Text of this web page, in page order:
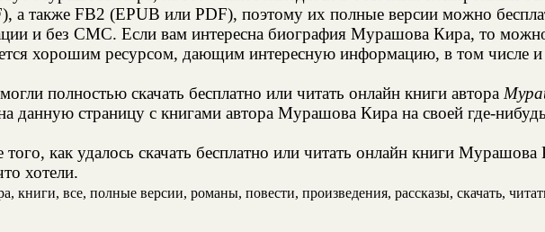
а также FB2 (EPUB или PDF), поэтому их полные версии можно
и без СМС. Если вам интересна биография Мурашова Кира, то
хорошим ресурсом, дающим интересную информацию, в том числе
полностью скачать бесплатно или читать онлайн книги автора
данную страницу с книгами автора Мурашова Кира на своей где-
как удалось скачать бесплатно или читать онлайн книги Мурашова
хотели.
все, полные версии, романы, повести, произведения, рассказы, скачать,